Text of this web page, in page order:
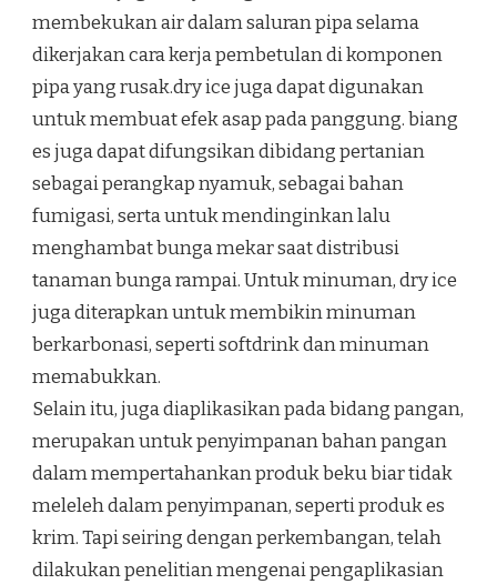
membekukan air dalam saluran pipa selama
dikerjakan cara kerja pembetulan di komponen
pipa yang rusak.dry ice juga dapat digunakan
untuk membuat efek asap pada panggung. biang
es juga dapat difungsikan dibidang pertanian
sebagai perangkap nyamuk, sebagai bahan
fumigasi, serta untuk mendinginkan lalu
menghambat bunga mekar saat distribusi
tanaman bunga rampai. Untuk minuman, dry ice
juga diterapkan untuk membikin minuman
berkarbonasi, seperti softdrink dan minuman
memabukkan.
Selain itu, juga diaplikasikan pada bidang pangan,
merupakan untuk penyimpanan bahan pangan
dalam mempertahankan produk beku biar tidak
meleleh dalam penyimpanan, seperti produk es
krim. Tapi seiring dengan perkembangan, telah
dilakukan penelitian mengenai pengaplikasian